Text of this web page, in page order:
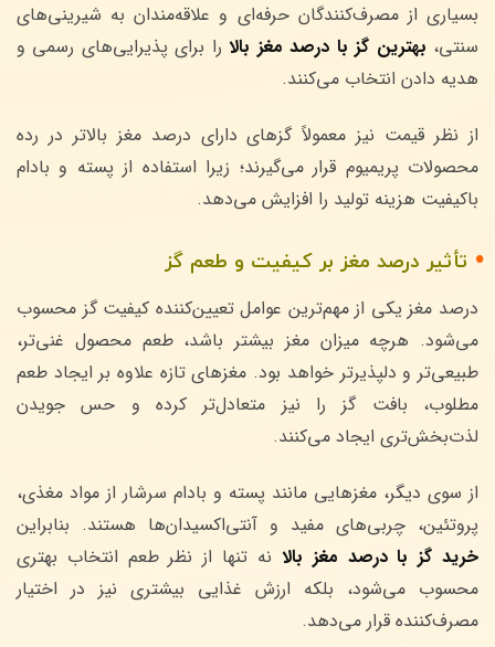
بسیاری از مصرف‌کنندگان حرفه‌ای و علاقه‌مندان به شیرینی‌های
سنتی، بهترین گز با درصد مغز بالارا برای پذیرایی‌های رسمی و
هدیه دادن انتخاب می‌کنند.
از نظر قیمت نیز معمولاً گزهای دارای درصد مغز بالاتر در رده
محصولات پریمیوم قرار می‌گیرند؛ زیرا استفاده از پسته و بادام
باکیفیت هزینه تولید را افزایش می‌دهد.
تأثیر درصد مغز بر کیفیت و طعم گز
درصد مغز یکی از مهم‌ترین عوامل تعیین‌کننده کیفیت گز محسوب
می‌شود. هرچه میزان مغز بیشتر باشد، طعم محصول غنی‌تر،
طبیعی‌تر و دلپذیرتر خواهد بود. مغزهای تازه علاوه بر ایجاد طعم
مطلوب، بافت گز را نیز متعادل‌تر کرده و حس جویدن
لذت‌بخش‌تری ایجاد می‌کنند.
از سوی دیگر، مغزهایی مانند پسته و بادام سرشار از مواد مغذی،
پروتئین، چربی‌های مفید و آنتی‌اکسیدان‌ها هستند. بنابراین
خرید گز با درصد مغز بالا نه تنها از نظر طعم انتخاب بهتری
محسوب می‌شود، بلکه ارزش غذایی بیشتری نیز در اختیار
مصرف‌کننده قرار می‌دهد.